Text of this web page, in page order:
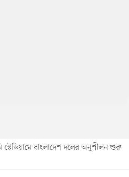
স্টেডিয়ামে বাংলাদেশ দলের অনুশীলন শুরু